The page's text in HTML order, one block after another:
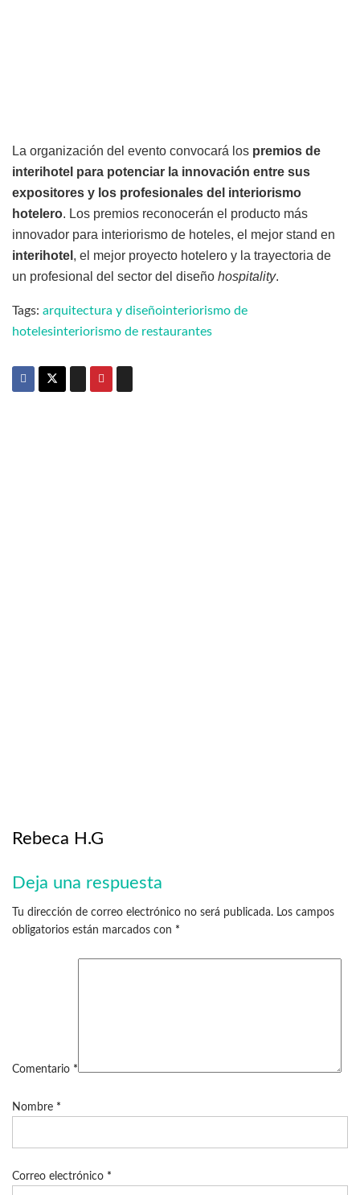
La organización del evento convocará los premios de
interihotel para potenciar la innovación entre sus
expositores y los profesionales del interiorismo
hotelero. Los premios reconocerán el producto más
innovador para interiorismo de hoteles, el mejor stand en
interihotel , el mejor proyecto hotelero y la trayectoria de
un profesional del sector del diseño hospitality.
Tags: arquitectura y diseñointeriorismo de
hotelesinteriorismo de restaurantes
Rebeca H.G
Deja una respuesta
Tu dirección de correo electrónico no será publicada. Los campos
obligatorios están marcados con *
Comentario *
Nombre *
Correo electrónico *